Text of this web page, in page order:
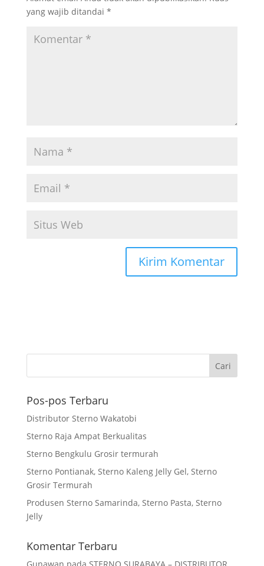
yang wajib ditandai *
Pos-pos Terbaru
Distributor Sterno Wakatobi
Sterno Raja Ampat Berkualitas
Sterno Bengkulu Grosir termurah
Sterno Pontianak, Sterno Kaleng Jelly Gel, Sterno
Grosir Termurah
Produsen Sterno Samarinda, Sterno Pasta, Sterno
Jelly
Komentar Terbaru